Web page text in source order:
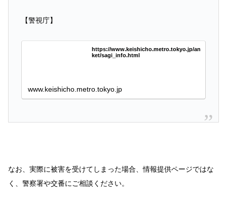
【警視庁】
https://www.keishicho.metro.tokyo.jp/an
ket/sagi_info.html
www.keishicho.metro.tokyo.jp
なお、実際に被害を受けてしまった場合、情報提供ページではな
く、警察署や交番にご相談ください。